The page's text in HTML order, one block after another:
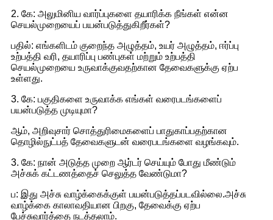
2. கே: அலுமினிய வார்ப்புகளை தயாரிக்க நீங்கள் என்ன
செயல்முறையைப் பயன்படுத்துகிறீர்கள்?
பதில்: எங்களிடம் குறைந்த அழுத்தம், உயர் அழுத்தம், ஈர்ப்பு
உற்பத்தி வரி, தயாரிப்பு பண்புகள் மற்றும் உற்பத்தி
செயல்முறையை உருவாக்குவதற்கான தேவைகளுக்கு ஏற்ப
உள்ளது.
3. கே: பகுதிகளை உருவாக்க எங்கள் வரைபடங்களைப்
பயன்படுத்த முடியுமா?
ஆம், அறிவுசார் சொத்துரிமைகளைப் பாதுகாப்பதற்கான
தொழில்நுட்பத் தேவைகளுடன் வரைபடங்களை வழங்கவும்.
3. கே: நான் அடுத்த முறை ஆர்டர் செய்யும் போது மீண்டும்
அச்சுக் கட்டணத்தைச் செலுத்த வேண்டுமா?
ப: இது அச்சு வாழ்க்கைக்குள் பயன்படுத்தப்படவில்லை.அச்சு
வாழ்க்கை காலாவதியான பிறகு, தேவைக்கு ஏற்ப
பேச்சுவார்த்தை நடத்தலாம்.